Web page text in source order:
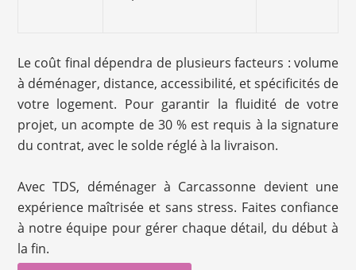
Le coût final dépendra de plusieurs facteurs : volume
à déménager, distance, accessibilité, et spécificités de
votre logement. Pour garantir la fluidité de votre
projet, un acompte de 30 % est requis à la signature
du contrat, avec le solde réglé à la livraison.
Avec TDS, déménager à Carcassonne devient une
expérience maîtrisée et sans stress. Faites confiance
à notre équipe pour gérer chaque détail, du début à
la fin.